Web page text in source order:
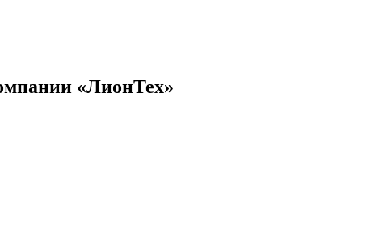
«ЛионТех»